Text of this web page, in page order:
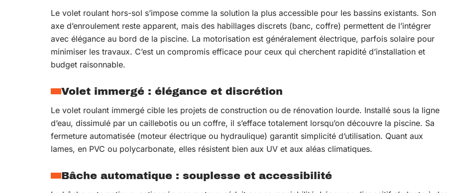
Le volet roulant hors-sol s’impose comme la solution la plus accessible pour les bassins existants. Son
axe d’enroulement reste apparent, mais des habillages discrets (banc, coffre) permettent de l’intégrer
avec élégance au bord de la piscine. La motorisation est généralement électrique, parfois solaire pour
minimiser les travaux. C’est un compromis efficace pour ceux qui cherchent rapidité d’installation et
budget raisonnable.
Volet immergé : élégance et discrétion
Le volet roulant immergé cible les projets de construction ou de rénovation lourde. Installé sous la ligne
d’eau, dissimulé par un caillebotis ou un coffre, il s’efface totalement lorsqu’on découvre la piscine. Sa
fermeture automatisée (moteur électrique ou hydraulique) garantit simplicité d’utilisation. Quant aux
lames, en PVC ou polycarbonate, elles résistent bien aux UV et aux aléas climatiques.
Bâche automatique : souplesse et accessibilité